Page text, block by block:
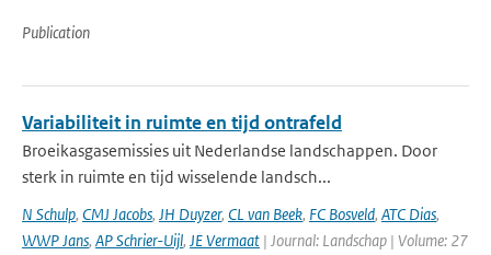
Publication
Variabiliteit in ruimte en tijd ontrafeld
Broeikasgasemissies uit Nederlandse landschappen. Door
sterk in ruimte en tijd wisselende landsch...
N Schulp, CMJ Jacobs, JH Duyzer, CL van Beek, FC Bosveld, ATC Dias,
WWP Jans, AP Schrier-Uijl, JE Vermaat | Journal: Landschap | Volume: 27